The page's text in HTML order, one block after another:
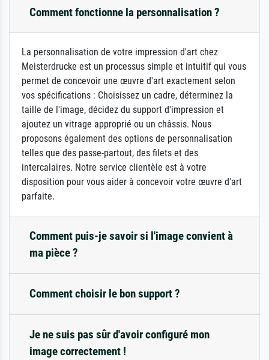
Comment fonctionne la personnalisation ?
La personnalisation de votre impression d'art chez
Meisterdrucke est un processus simple et intuitif qui vous
permet de concevoir une œuvre d'art exactement selon
vos spécifications : Choisissez un cadre, déterminez la
taille de l'image, décidez du support d'impression et
ajoutez un vitrage approprié ou un châssis. Nous
proposons également des options de personnalisation
telles que des passe-partout, des filets et des
intercalaires. Notre service clientèle est à votre
disposition pour vous aider à concevoir votre œuvre d'art
parfaite.
Comment puis-je savoir si l'image convient à
ma pièce ?
Comment choisir le bon support ?
Je ne suis pas sûr d'avoir configuré mon
image correctement !